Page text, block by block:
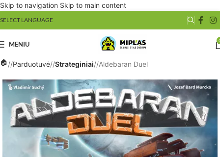
Skip to navigation Skip to main content
SELECT LANGUAGE
MENIU
/ Parduotuvė/ Strateginiai/ Aldebaran Duel